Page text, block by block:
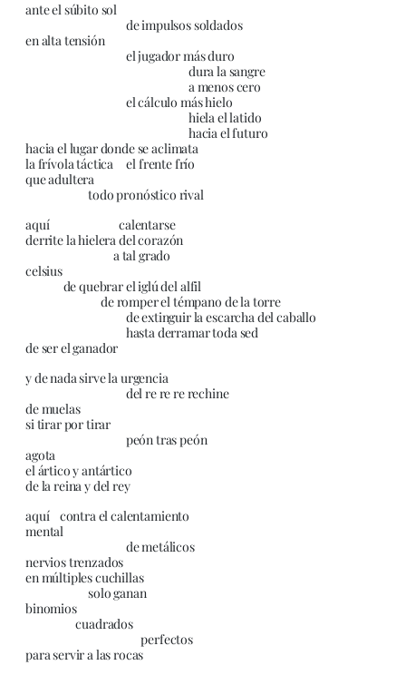
ante el súbito sol
de impulsos soldados
en alta tensión
el jugador más duro
dura la sangre
a menos cero
el cálculo más hielo
hiela el latido
hacia el futuro
hacia el lugar donde se aclimata
la frívola táctica el frente frío
que adultera
todo pronóstico rival
aquí calentarse
derrite la hielera del corazón
a tal grado
celsius
de quebrar el iglú del alfil
de romper el témpano de la torre
de extinguir la escarcha del caballo
hasta derramar toda sed
de ser el ganador
y de nada sirve la urgencia
del re re re rechine
de muelas
si tirar por tirar
peón tras peón
agota
el ártico y antártico
de la reina y del rey
aquí contra el calentamiento
mental
de metálicos
nervios trenzados
en múltiples cuchillas
solo ganan
binomios
cuadrados
perfectos
para servir a las rocas